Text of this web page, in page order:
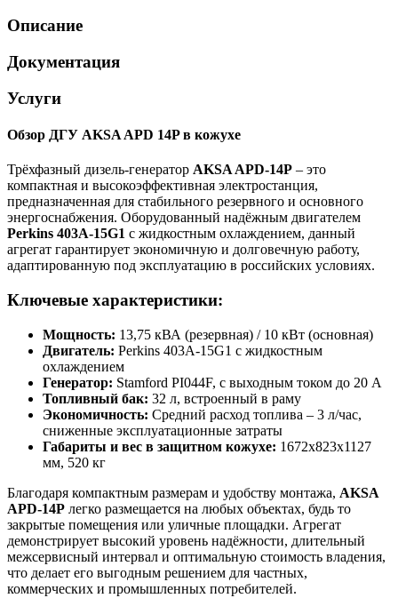
Описание
Документация
Услуги
Обзор ДГУ AKSA APD 14P в кожухе
Трёхфазный дизель-генератор AKSA APD-14P – это
компактная и высокоэффективная электростанция,
предназначенная для стабильного резервного и основного
энергоснабжения. Оборудованный надёжным двигателем
Perkins 403A-15G1 с жидкостным охлаждением, данный
агрегат гарантирует экономичную и долговечную работу,
адаптированную под эксплуатацию в российских условиях.
Ключевые характеристики:
Мощность: 13,75 кВА (резервная) / 10 кВт (основная)
Двигатель: Perkins 403A-15G1 с жидкостным
охлаждением
Генератор: Stamford PI044F, с выходным током до 20 А
Топливный бак: 32 л, встроенный в раму
Экономичность: Средний расход топлива – 3 л/час,
сниженные эксплуатационные затраты
Габариты и вес в защитном кожухе: 1672х823х1127
мм, 520 кг
Благодаря компактным размерам и удобству монтажа, AKSA
APD-14P легко размещается на любых объектах, будь то
закрытые помещения или уличные площадки. Агрегат
демонстрирует высокий уровень надёжности, длительный
межсервисный интервал и оптимальную стоимость владения,
что делает его выгодным решением для частных,
коммерческих и промышленных потребителей.